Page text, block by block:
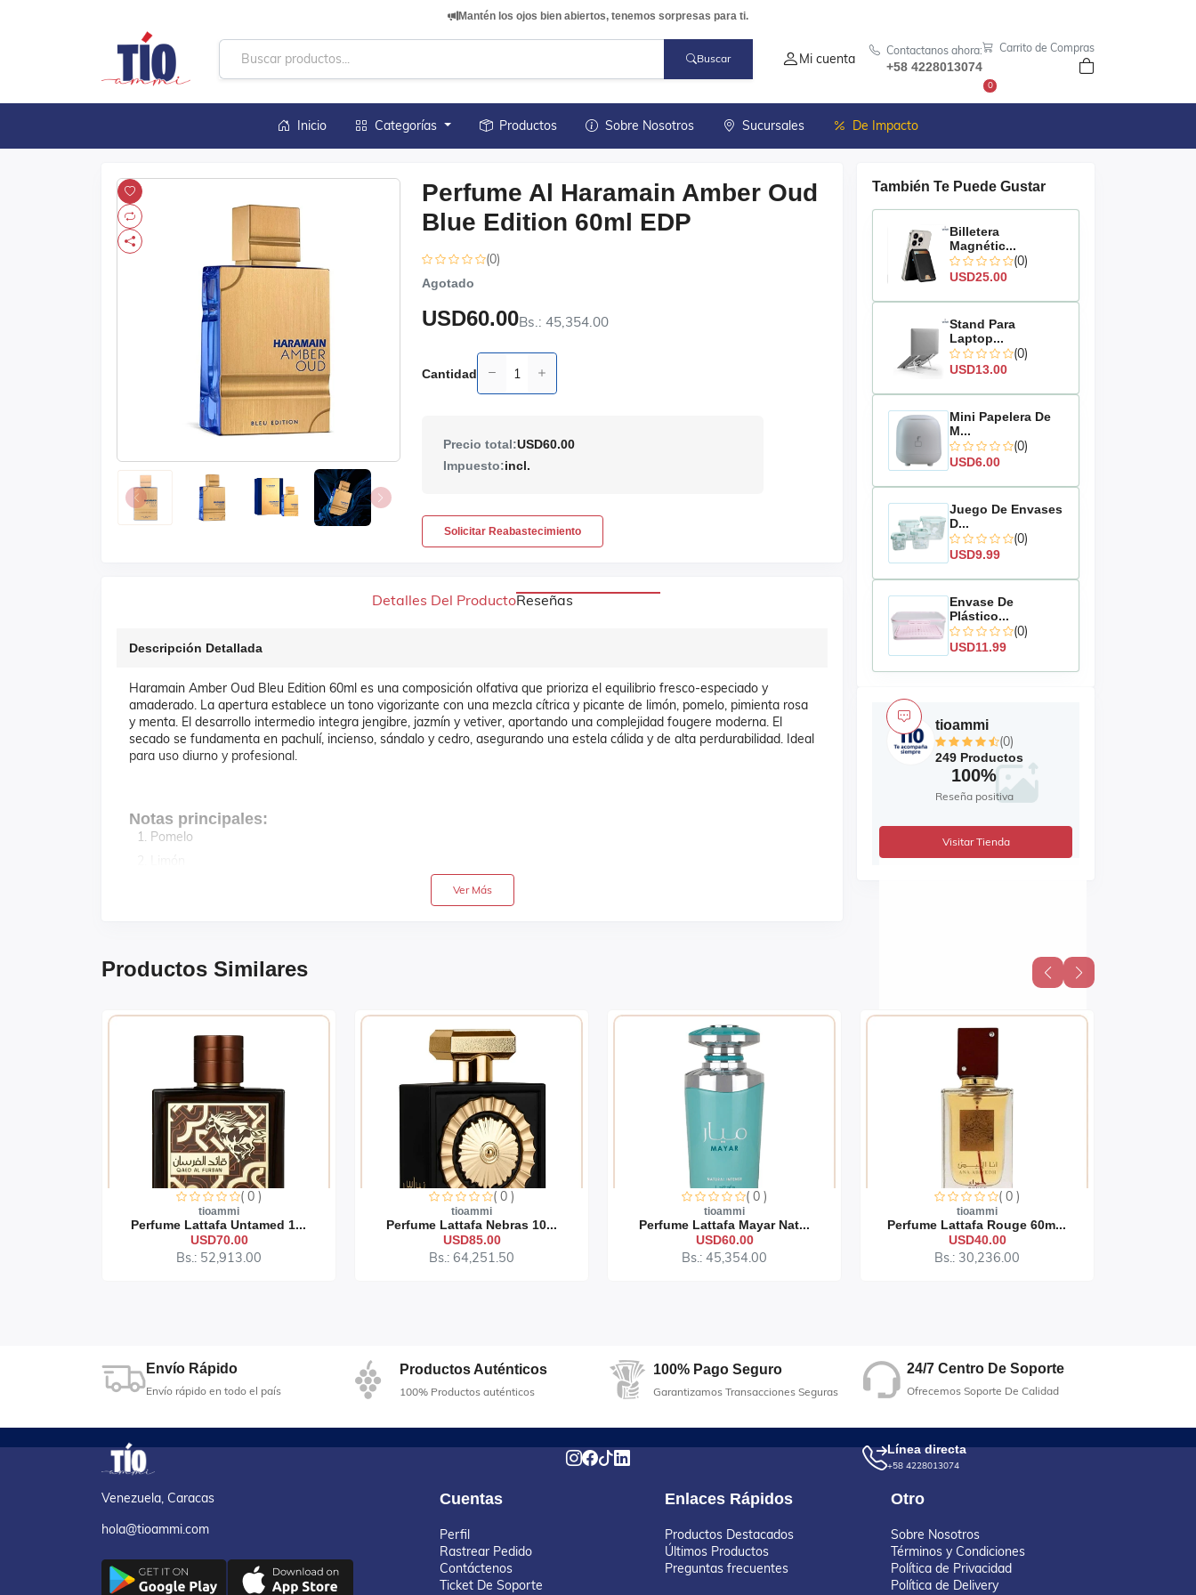
Mantén los ojos bien abiertos, tenemos sorpresas para ti.
Buscar Mi cuenta
Contactanos ahora:
+58 4228013074
Carrito de Compras
0
Inicio Categorías Productos Sobre Nosotros Sucursales De Impacto
Perfume Al Haramain Amber Oud
Blue Edition 60ml EDP
(0)
Agotado
USD60.00Bs.: 45,354.00
Cantidad
Precio total:USD60.00
Impuesto:incl.
Solicitar Reabastecimiento
Detalles Del ProductoReseñas
Descripción Detallada
Haramain Amber Oud Bleu Edition 60ml es una composición olfativa que prioriza el equilibrio fresco-especiado y
amaderado. La apertura establece un tono vigorizante con una mezcla cítrica y picante de limón, pomelo, pimienta rosa
y menta. El desarrollo intermedio integra jengibre, jazmín y vetiver, aportando una complejidad fougere moderna. El
secado se fundamenta en pachulí, incienso, sándalo y cedro, asegurando una estela cálida y de alta perdurabilidad. Ideal
para uso diurno y profesional.
Notas principales:
Pomelo
Ver Más
También Te Puede Gustar
Billetera
Magnétic...
(0)
USD25.00
Stand Para
Laptop...
(0)
USD13.00
Mini Papelera De
M...
(0)
USD6.00
Juego De Envases
D...
(0)
USD9.99
Envase De
Plástico...
(0)
USD11.99
tioammi
(0)
249 Productos
100%
Reseña positiva
Visitar Tienda
Productos Similares
( 0 )
tioammi
Perfume Lattafa Untamed 1...
USD70.00
Bs.: 52,913.00
( 0 )
tioammi
Perfume Lattafa Nebras 10...
USD85.00
Bs.: 64,251.50
( 0 )
tioammi
Perfume Lattafa Mayar Nat...
USD60.00
Bs.: 45,354.00
( 0 )
tioammi
Perfume Lattafa Rouge 60m...
USD40.00
Bs.: 30,236.00
Envío Rápido
Envío rápido en todo el país
Productos Auténticos
100% Productos auténticos
100% Pago Seguro
Garantizamos Transacciones Seguras
24/7 Centro De Soporte
Ofrecemos Soporte De Calidad
Línea directa
+58 4228013074
Venezuela, Caracas
hola@tioammi.com
Cuentas
Perfil
Rastrear Pedido
Contáctenos
Ticket De Soporte
Enlaces Rápidos
Productos Destacados
Últimos Productos
Preguntas frecuentes
Otro
Sobre Nosotros
Términos y Condiciones
Política de Privacidad
Política de Delivery